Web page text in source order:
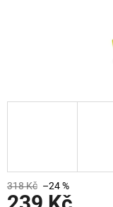
318 Kč –24 %